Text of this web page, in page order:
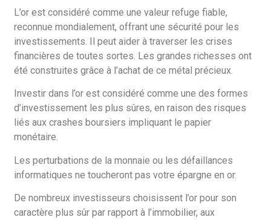
L’or est considéré comme une valeur refuge fiable,
reconnue mondialement, offrant une sécurité pour les
investissements. Il peut aider à traverser les crises
financières de toutes sortes. Les grandes richesses ont
été construites grâce à l’achat de ce métal précieux.
Investir dans l’or est considéré comme une des formes
d’investissement les plus sûres, en raison des risques
liés aux crashes boursiers impliquant le papier
monétaire.
Les perturbations de la monnaie ou les défaillances
informatiques ne toucheront pas votre épargne en or.
De nombreux investisseurs choisissent l’or pour son
caractère plus sûr par rapport à l’immobilier, aux